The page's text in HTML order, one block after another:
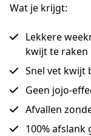
Wat je krijgt:
Lekkere
kwijt te raken
Snel vet kwijt
Geen jojo-
Afvallen
100%